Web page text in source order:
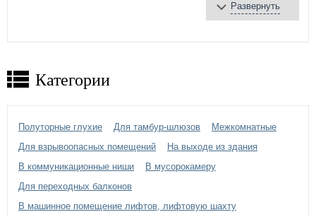
базальтовая плита
терморасширяющаяся
Петли:
4 шт, на закрытых подшипниках
порошковое напыление -
Развернуть
Категории
Полуторные глухие Для тамбур-шлюзов
Межкомнатные
Для взрывоопасных помещений
На выходе из здания
В коммуникационные ниши
В мусорокамеру
Для переходных балконов
В машинное помещение лифтов, лифтовую шахту